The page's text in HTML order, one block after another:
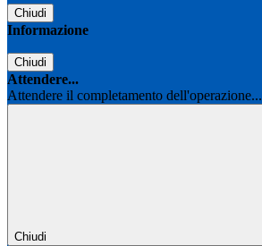
Chiudi
Informazione
Chiudi
Attendere...
Attendere il completamento dell'operazione...
Chiudi